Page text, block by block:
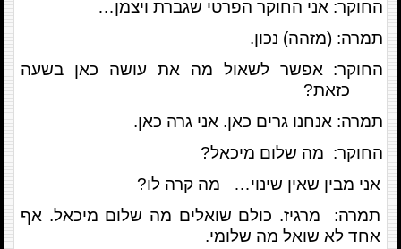
החוקר: אני החוקר הפרטי שגברת ויצמן…
תמרה: (מזהה) נכון.
החוקר: אפשר לשאול מה את עושה כאן בשעה
כזאת?
תמרה: אנחנו גרים כאן. אני גרה כאן.
החוקר: מה שלום מיכאל?
אני מבין שאין שינוי… מה קרה לו?
תמרה: מרגיז. כולם שואלים מה שלום מיכאל. אף
אחד לא שואל מה שלומי.